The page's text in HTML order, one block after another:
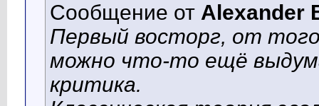
Сообщение от Alexander
Первый восторг, от
можно что-то ещё
критика.